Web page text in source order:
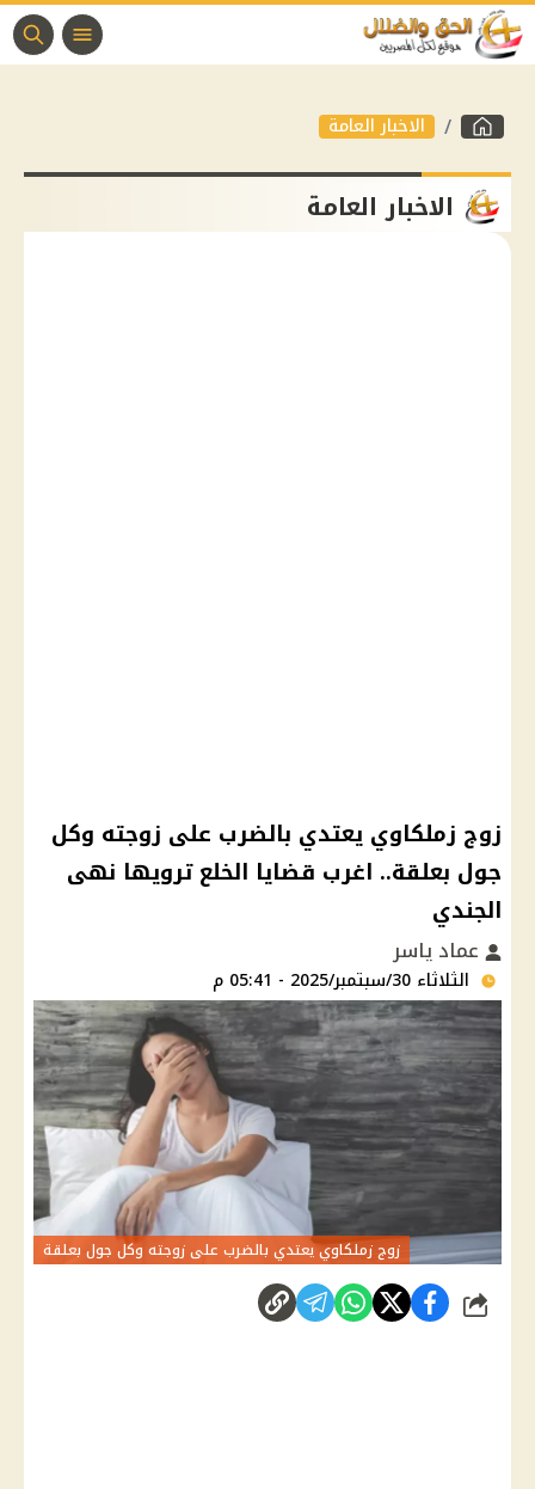
الاخبار العامة
الاخبار العامة
زوج زملكاوي يعتدي بالضرب على زوجته وكل
جول بعلقة.. اغرب قضايا الخلع ترويها نهى
الجندي
عماد ياسر
الثلاثاء 30/سبتمبر/2025 - 05:41 م
زوج زملكاوي يعتدي بالضرب على زوجته وكل جول بعلقة
شارك